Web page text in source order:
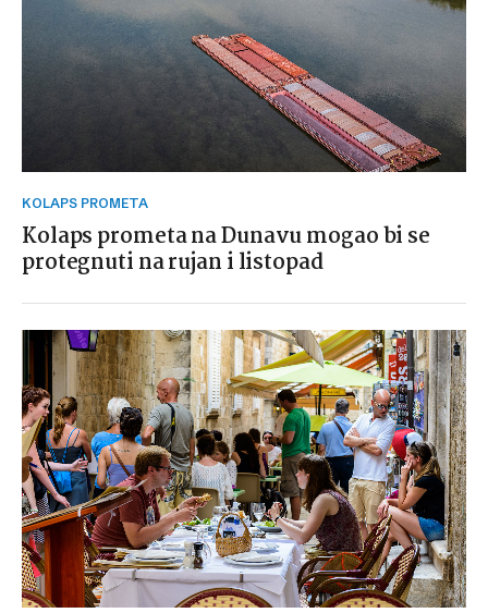
KOLAPS PROMETA
Kolaps prometa na Dunavu mogao bi se
protegnuti na rujan i listopad